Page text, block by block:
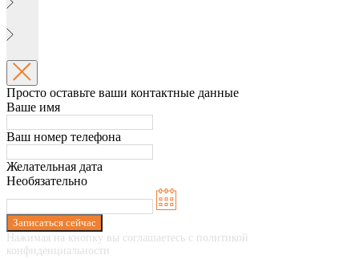
Просто оставьте ваши контактные данные
Ваше имя
Ваш номер телефона
Желательная дата
Необязательно
Записаться сейчас
Нажимая на кнопку вы соглашаетесь с политикой
конфиденциальности